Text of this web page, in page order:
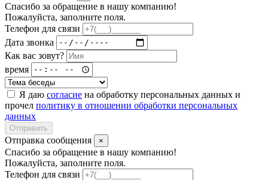
Спасибо за обращение в нашу компанию!
Пожалуйста, заполните поля.
Телефон для связи
Дата звонка
Как вас зовут?
время
Я даю согласие на обработку персональных данных и
прочел политику в отношении обработки персональных
данных
Отправить
Отправка сообщения ×
Спасибо за обращение в нашу компанию!
Пожалуйста, заполните поля.
Телефон для связи